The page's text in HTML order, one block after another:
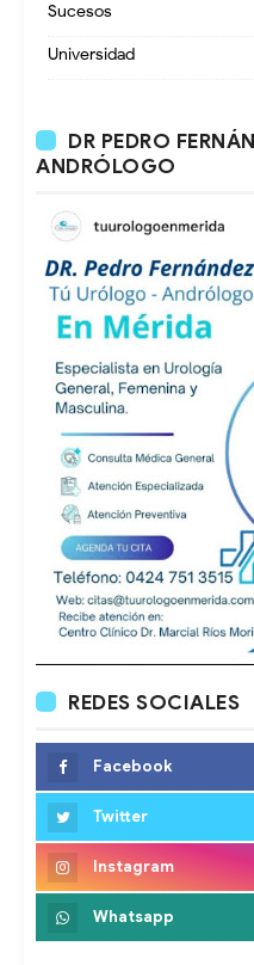
Sucesos
Universidad
DR PEDRO
ANDRÓLOGO
REDES SOCIALES
Facebook
Twitter
Instagram
Whatsapp